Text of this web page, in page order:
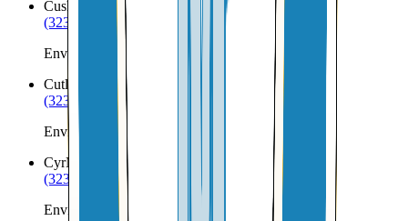
Cushing
(323) 953-8100
Envíos a Nicaragua desde Cushing
Cutler
(323) 953-8100
Envíos a Nicaragua desde Cutler
CyrME
(323) 953-8100
Envíos a Nicaragua desde Cyr